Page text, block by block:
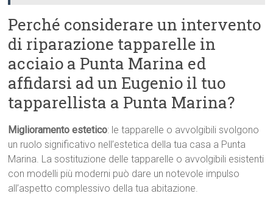
Perché considerare un intervento
di riparazione tapparelle in
acciaio a Punta Marina ed
affidarsi ad un Eugenio il tuo
tapparellista a Punta Marina?
Miglioramento estetico: le tapparelle o avvolgibili svolgono
un ruolo significativo nell’estetica della tua casa a Punta
Marina. La sostituzione delle tapparelle o avvolgibili esistenti
con modelli più moderni può dare un notevole impulso
all’aspetto complessivo della tua abitazione.